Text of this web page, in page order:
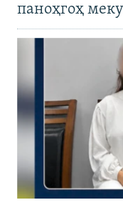
паноҳгоҳ